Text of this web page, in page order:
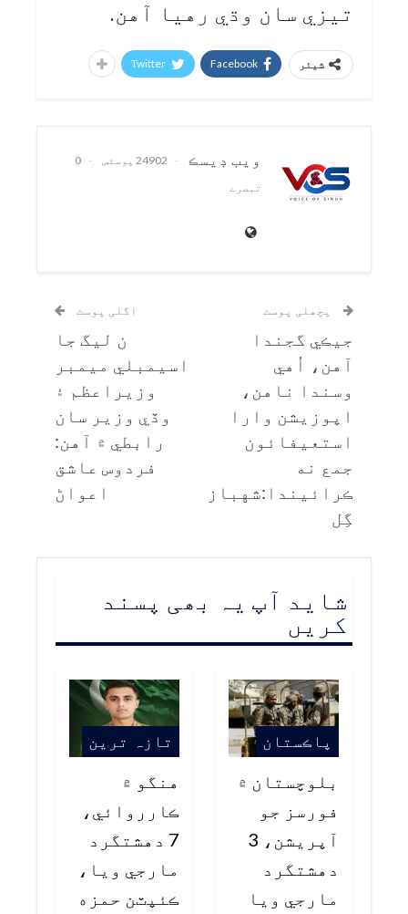
تيزي سان وڌي رهيا آهن.
شیئر Facebook
Twitter
ويب ڊيسڪ 24902 پوسٹس
0
تبصرے
پچھلی پوسٹ
جيڪي گجندا
آهن، اُهي
وسندا ناهن،
اپوزيشن وارا
استعيفائون
جمع نه
ڪرائيندا:شهباز
گِل
اگلی پوسٹ
ن ليگ جا
اسيمبلي ميمبر
وزيراعظم ۽
وڏي وزير سان
رابطي ۾ آهن:
فردوس عاشق
اعواڻ
شاید آپ یہ بھی پسند
کریں
پاڪستان
بلوچستان ۾
فورسز جو
آپريشن، 3
دهشتگرد
مارجي ويا
تازہ ترین
هنگو ۾
ڪارروائي،
7 دهشتگرد
مارجي ويا،
ڪئپٽن حمزه